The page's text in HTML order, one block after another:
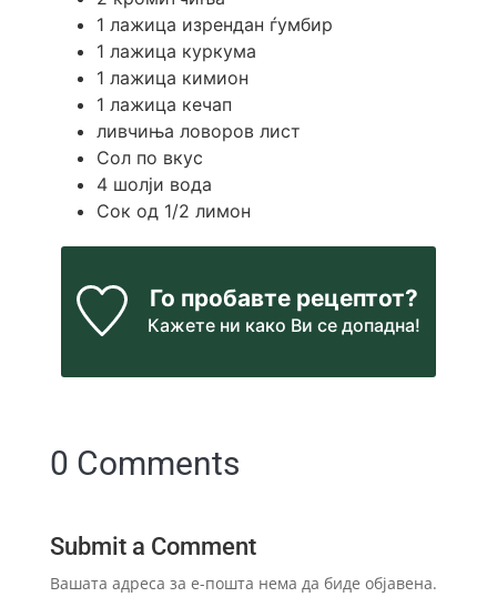
1 лажица изрендан ѓумбир
1 лажица куркума
1 лажица кимион
1 лажица кечап
ливчиња ловоров лист
Сол по вкус
4 шолји вода
Сок од 1/2 лимон
Го пробавте рецептот?
Кажете ни како Ви се допадна!
0 Comments
Submit a Comment
Вашата адреса за е-пошта нема да биде објавена.